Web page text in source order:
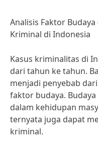
Analisis Faktor
Kriminal di Indonesia
Kasus kriminalitas di
dari tahun ke tahun.
menjadi penyebab
faktor budaya.
dalam kehidupan
ternyata juga dapat
kriminal.